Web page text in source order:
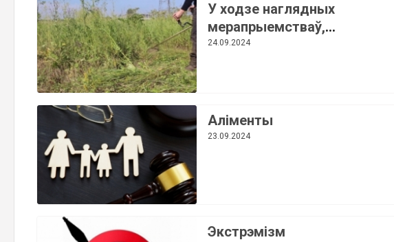
У ходзе наглядных
мерапрыемстваў,
праведзеных пракуратурай
заканадаўства, якое
пытанні ўтрымання месцаў
24.09.2024
Аліменты
23.09.2024
Экстрэмізм